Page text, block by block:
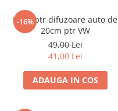
-16%
Inele ptr difuzoare auto de
20cm ptr VW
49,00 Lei
41,00 Lei
ADAUGA IN COS